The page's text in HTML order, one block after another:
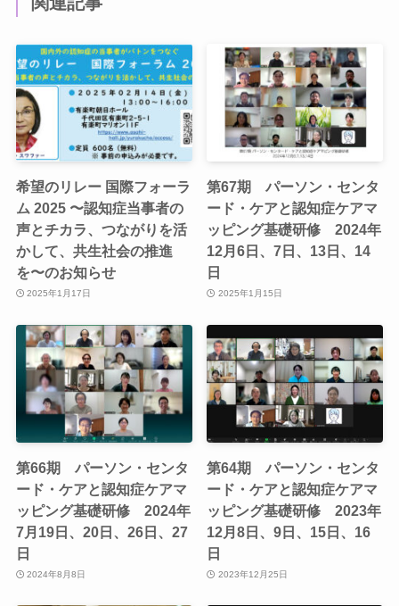
希望のリレー 国際フォーラ
ム 2025 〜認知症当事者の
声とチカラ、つながりを活
かして、共生社会の推進
を〜のお知らせ
2025年1月17日
第67期 パーソン・センタ
ード・ケアと認知症ケアマ
ッピング基礎研修 2024年
12月6日、7日、13日、14
日
2025年1月15日
第66期 パーソン・センタ
ード・ケアと認知症ケアマ
ッピング基礎研修 2024年
7月19日、20日、26日、27
日
2024年8月8日
第64期 パーソン・センタ
ード・ケアと認知症ケアマ
ッピング基礎研修 2023年
12月8日、9日、15日、16
日
2023年12月25日